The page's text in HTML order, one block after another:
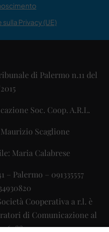
Privacy (UE)
di Palermo n.11 del
Soc. Coop. A.R.L.
Scaglione
Maria Calabrese
– Palermo – 091335557
Cooperativa a r.l. è
di Comunicazione al